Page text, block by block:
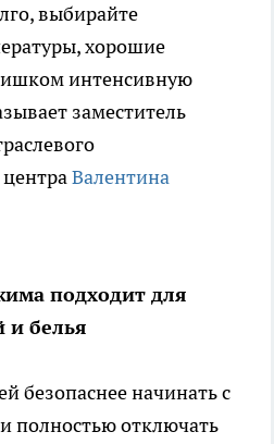
выбирайте
хорошие
интенсивную
заместитель
Валентина
подходит для
и белья
безопаснее начинать с
полностью отключать